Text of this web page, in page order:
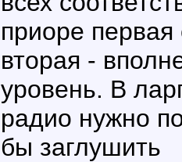
приоре
вторая -
уровень. В
радио нужно
бы заглушить